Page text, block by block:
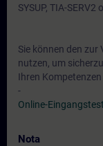
SYSUP, TIA-SERV2
Sie können den
nutzen, um
Ihren
-
Online-Eingangstest
Nota